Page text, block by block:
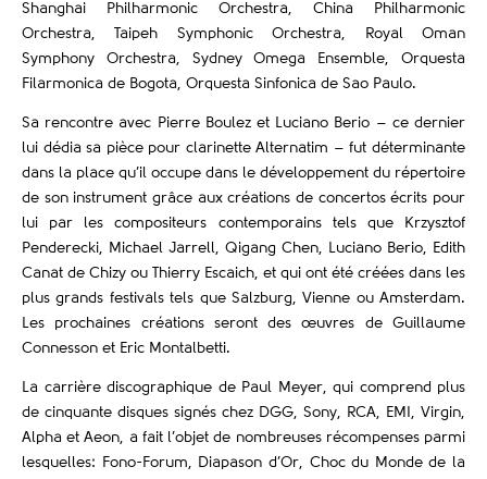
Shanghai Philharmonic Orchestra, China Philharmonic
Orchestra, Taipeh Symphonic Orchestra, Royal Oman
Symphony Orchestra, Sydney Omega Ensemble, Orquesta
Filarmonica de Bogota, Orquesta Sinfonica de Sao Paulo.
Sa rencontre avec Pierre Boulez et Luciano Berio – ce dernier
lui dédia sa pièce pour clarinette Alternatim – fut déterminante
dans la place qu’il occupe dans le développement du répertoire
de son instrument grâce aux créations de concertos écrits pour
lui par les compositeurs contemporains tels que Krzysztof
Penderecki, Michael Jarrell, Qigang Chen, Luciano Berio, Edith
Canat de Chizy ou Thierry Escaich, et qui ont été créées dans les
plus grands festivals tels que Salzburg, Vienne ou Amsterdam.
Les prochaines créations seront des œuvres de Guillaume
Connesson et Eric Montalbetti.
La carrière discographique de Paul Meyer, qui comprend plus
de cinquante disques signés chez DGG, Sony, RCA, EMI, Virgin,
Alpha et Aeon, a fait l’objet de nombreuses récompenses parmi
lesquelles: Fono-Forum, Diapason d’Or, Choc du Monde de la